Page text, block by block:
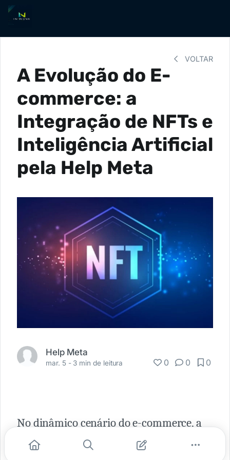
VOLTAR
A Evolução do E-
commerce: a
Integração de NFTs e
Inteligência Artificial
pela Help Meta
Help Meta
mar. 5 - 3 min de leitura 0 0 0
No dinâmico cenário do e-commerce, a
inovação constante não é apenas um